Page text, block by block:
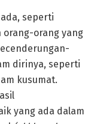
seperti
orang yang
dirinya, seperti
kusumat.
yang ada dalam